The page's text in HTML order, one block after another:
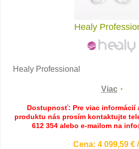
Healy
Healy Professional
Viac
Dostupnosť: Pre viac informácií
produktu nás prosím kontaktujte
612 354 alebo e-mailom na
Cena: 4 099,59 €